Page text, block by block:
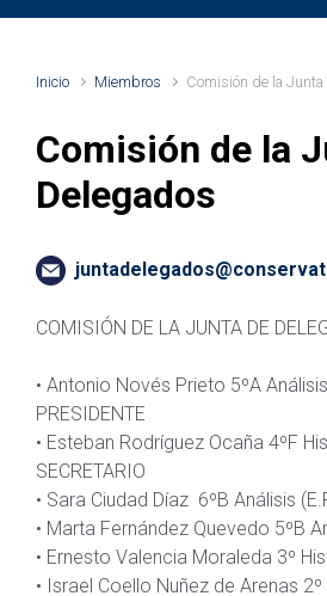
Inicio Miembros Comisión de la
Comisión de la
Delegados
COMISIÓN DE LA JUNTA DE
• Antonio Novés Prieto 5ºA
PRESIDENTE
• Esteban Rodríguez Ocaña 4ºF
SECRETARIO
• Sara Ciudad Díaz 6ºB Análisis
• Marta Fernández Quevedo 5ºB
• Ernesto Valencia Moraleda 3º
• Israel Coello Nuñez de Arenas 2º